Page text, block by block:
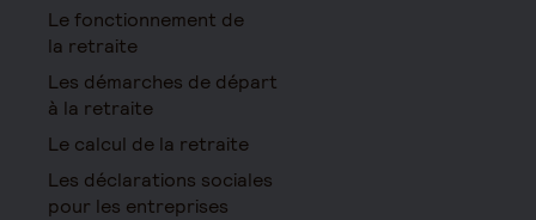
Le fonctionnement de
la retraite
Les démarches de départ
à la retraite
Le calcul de la retraite
Les déclarations sociales
pour les entreprises